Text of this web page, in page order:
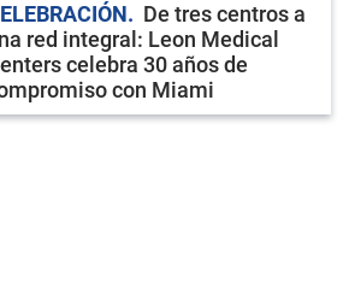
De tres centros a
red integral: Leon Medical
celebra 30 años de
con Miami